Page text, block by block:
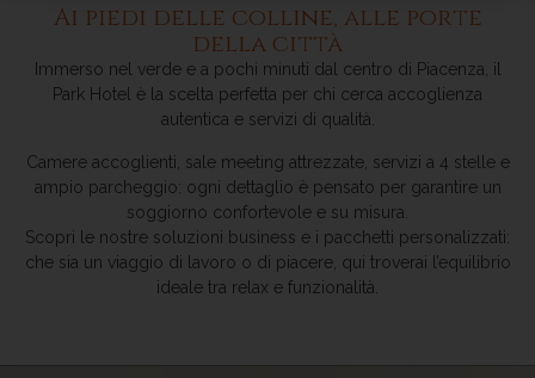
Ai piedi delle colline, alle porte
della città
Immerso nel verde e a pochi minuti dal centro di Piacenza, il
Park Hotel è la scelta perfetta per chi cerca accoglienza
autentica e servizi di qualità.
Camere accoglienti, sale meeting attrezzate, servizi a 4 stelle e
ampio parcheggio: ogni dettaglio è pensato per garantire un
soggiorno confortevole e su misura.
Scopri le nostre soluzioni business e i pacchetti personalizzati:
che sia un viaggio di lavoro o di piacere, qui troverai l’equilibrio
ideale tra relax e funzionalità.